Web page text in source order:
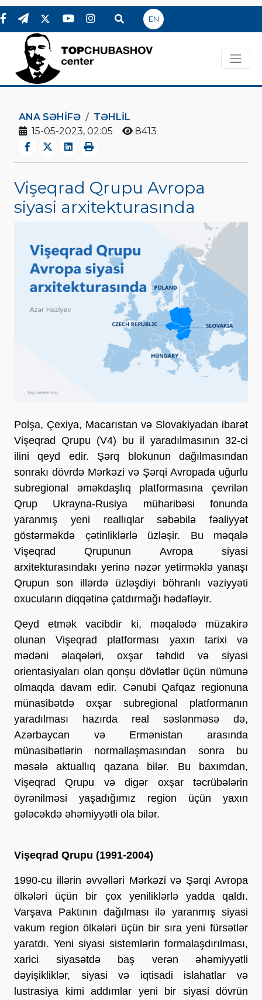
EN
ANA SƏHIFƏ
TƏHLİL
15-05-2023, 02:05
8413
Vişeqrad Qrupu Avropa
siyasi arxitekturasında
Polşa, Çexiya, Macarıstan və Slovakiyadan ibarət
Vişeqrad Qrupu (V4) bu il yaradılmasının 32-ci
ilini qeyd edir. Şərq blokunun dağılmasından
sonrakı dövrdə Mərkəzi və Şərqi Avropada uğurlu
subregional əməkdaşlıq platformasına çevrilən
Qrup Ukrayna-Rusiya müharibəsi fonunda
yaranmış yeni reallıqlar səbəbilə fəaliyyət
göstərməkdə çətinliklərlə üzləşir. Bu məqalə
Vişeqrad Qrupunun Avropa siyasi
arxitekturasındakı yerinə nəzər yetirməklə yanaşı
Qrupun son illərdə üzləşdiyi böhranlı vəziyyəti
oxucuların diqqətinə çatdırmağı hədəfləyir.
Qeyd etmək vacibdir ki, məqalədə müzakirə
olunan Vişeqrad platforması yaxın tarixi və
mədəni əlaqələri, oxşar təhdid və siyasi
orientasiyaları olan qonşu dövlətlər üçün nümunə
olmaqda davam edir. Cənubi Qafqaz regionuna
münasibətdə oxşar subregional platformanın
yaradılması hazırda real səslənməsə də,
Azərbaycan və Ermənistan arasında
münasibətlərin normallaşmasından sonra bu
məsələ aktuallıq qazana bilər. Bu baxımdan,
Vişeqrad Qrupu və digər oxşar təcrübələrin
öyrənilməsi yaşadığımız region üçün yaxın
gələcəkdə əhəmiyyətli ola bilər.
Vişeqrad Qrupu (1991-2004)
1990-cu illərin əvvəlləri Mərkəzi və Şərqi Avropa
ölkələri üçün bir çox yeniliklərlə yadda qaldı.
Varşava Paktının dağılması ilə yaranmış siyasi
vakum region ölkələri üçün bir sıra yeni fürsətlər
yaratdı. Yeni siyasi sistemlərin formalaşdırılması,
xarici siyasətdə baş verən əhəmiyyətli
dəyişikliklər, siyasi və iqtisadi islahatlar və
lustrasiya kimi addımlar yeni bir siyasi dövrün